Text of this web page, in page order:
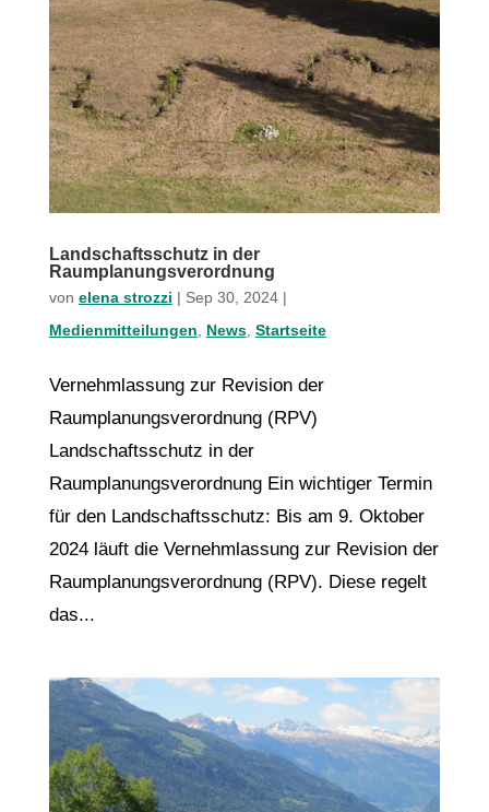
Landschaftsschutz in der
Raumplanungsverordnung
von elena strozzi | Sep 30, 2024|
Medienmitteilungen
News, Startseite
Vernehmlassung zur Revision der
Raumplanungsverordnung (RPV)
Landschaftsschutz in der
Raumplanungsverordnung Ein wichtiger Termin
für den Landschaftsschutz: Bis am 9. Oktober
2024 läuft die Vernehmlassung zur Revision der
Raumplanungsverordnung (RPV). Diese regelt
das...